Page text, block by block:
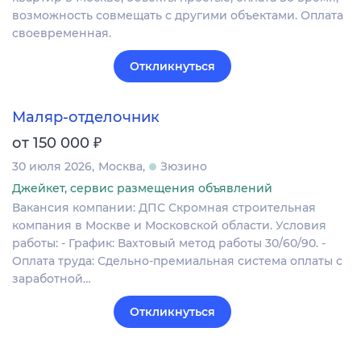
возможность совмещать с другими объектами. Оплата
своевременная.
Откликнуться
Маляр-отделочник
от 150 000 ₽
30 июля 2026 Москва
Зюзино
Джейкет, сервис размещения объявлений
Вакансия компании: ДПС Скромная строительная
компания в Москве и Московской области. Условия
работы: - График: Вахтовый метод работы 30/60/90. -
Оплата труда: Сдельно-премиальная система оплаты с
заработной…
Откликнуться